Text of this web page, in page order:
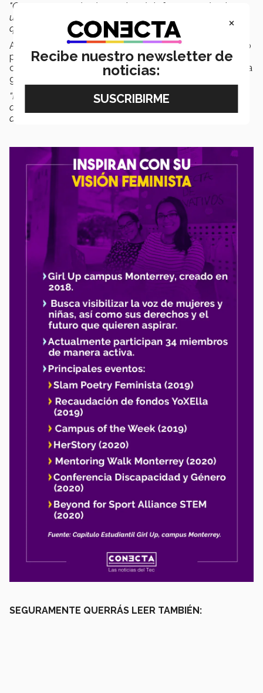
"Queremos que desde nuestra plataforma puedan tener
una participación valiosa y puedan quedarse con algo
que les pueda servir para su vida”,
expresó.
Añadió que entre los planes a futuro que tienen previsto
para el grupo se encuentra el seguir creciendo la
comunidad dentro y fuera de la institución a través de la
gestión de nuevas actividades digitales.
“Nos apasiona mucho esta causa. Por eso queremos
aportar a distintas asociaciones dentro del estado que
atiendan a mujeres en situaciones vulnerables”,
SEGURAMENTE QUERRÁS LEER TAMBIÉN:
×
Recibe nuestro newsletter de
noticias: